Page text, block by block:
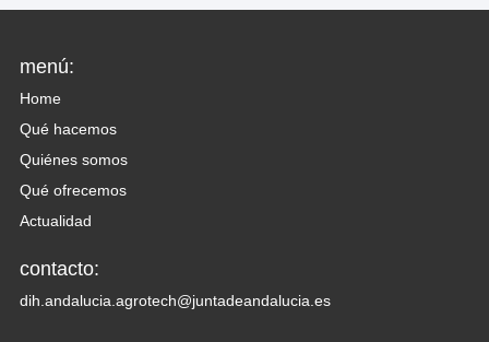
menú:
Home
Qué hacemos
Quiénes somos
Qué ofrecemos
Actualidad
contacto:
dih.andalucia.agrotech@juntadeandalucia.es